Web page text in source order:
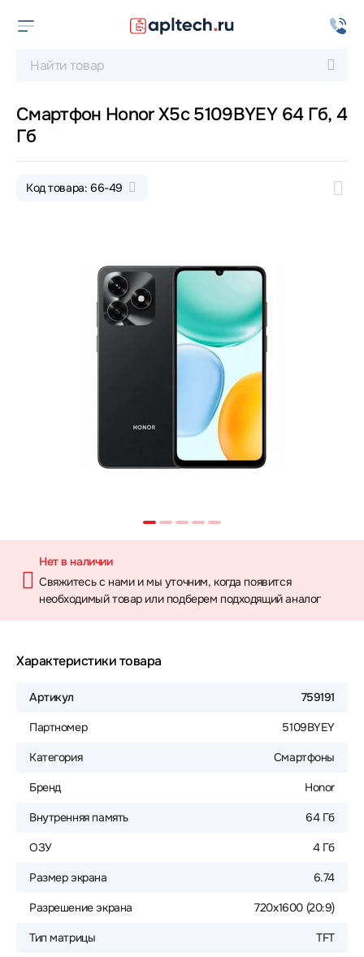
Смартфон Honor X5c 5109BYEY 64 Гб, 4
Гб
Код товара: 66-49
Нет в наличии
Свяжитесь с нами и мы уточним, когда появится
необходимый товар или подберем подходящий аналог
Характеристики товара
Артикул 759191
Партномер 5109BYEY
Категория Смартфоны
Бренд Honor
Внутренняя память 64 Гб
ОЗУ 4 Гб
Размер экрана 6.74
Разрешение экрана 720x1600 (20:9)
Тип матрицы TFT